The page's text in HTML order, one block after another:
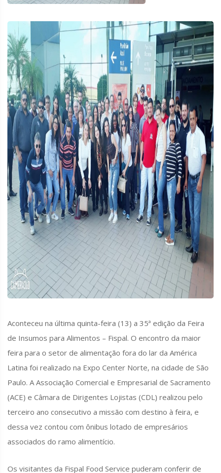
Aconteceu na última quinta-feira (13) a 35ª edição da Feira
de Insumos para Alimentos – Fispal. O encontro da maior
feira para o setor de alimentação fora do lar da América
Latina foi realizado na Expo Center Norte, na cidade de São
Paulo. A Associação Comercial e Empresarial de Sacramento
(ACE) e Câmara de Dirigentes Lojistas (CDL) realizou pelo
terceiro ano consecutivo a missão com destino à feira, e
dessa vez contou com ônibus lotado de empresários
associados do ramo alimentício.
Os visitantes da Fispal Food Service puderam conferir de